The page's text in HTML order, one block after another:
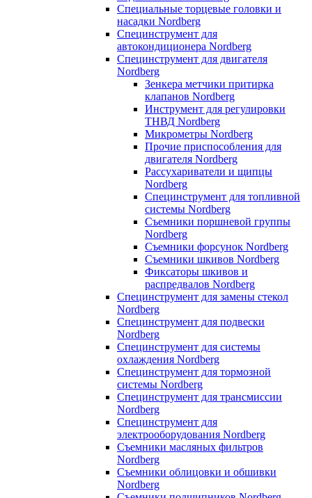
Специальные торцевые головки и
насадки Nordberg
Специнструмент для
автокондиционера Nordberg
Специнструмент для двигателя
Nordberg
Зенкера метчики притирка
клапанов Nordberg
Инструмент для регулировки
ТНВД Nordberg
Микрометры Nordberg
Прочие приспособления для
двигателя Nordberg
Рассухариватели и щипцы
Nordberg
Специнструмент для топливной
системы Nordberg
Съемники поршневой группы
Nordberg
Съемники форсунок Nordberg
Съемники шкивов Nordberg
Фиксаторы шкивов и
распредвалов Nordberg
Специнструмент для замены стекол
Nordberg
Специнструмент для подвески
Nordberg
Специнструмент для системы
охлаждения Nordberg
Специнструмент для тормозной
системы Nordberg
Специнструмент для трансмиссии
Nordberg
Специнструмент для
электрооборудования Nordberg
Съемники масляных фильтров
Nordberg
Съемники облицовки и обшивки
Nordberg